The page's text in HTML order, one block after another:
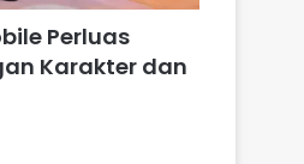
Perluas
Karakter dan